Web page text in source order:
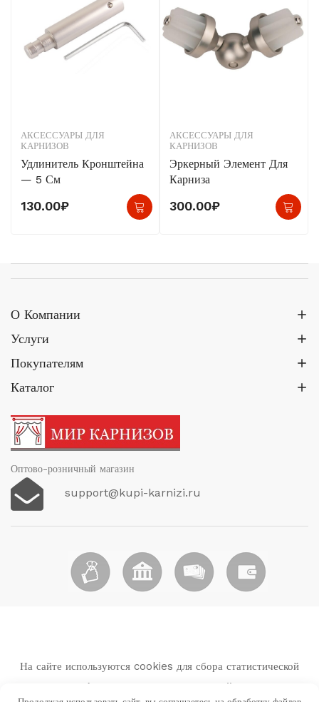
АКСЕССУАРЫ ДЛЯ
КАРНИЗОВ
Удлинитель Кронштейна
— 5 См
130.00₽
АКСЕССУАРЫ ДЛЯ
КАРНИЗОВ
Эркерный Элемент Для
Карниза
300.00₽
на
О Компании
Услуги
Покупателям
Каталог
Оптово-розничный магазин
support@kupi-karnizi.ru
На сайте используются cookies для сбора статистической
информации о пользователях сайта.